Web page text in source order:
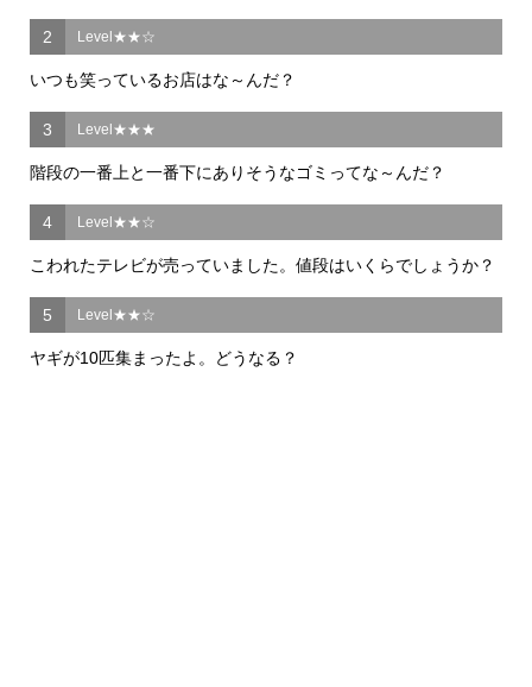
2 Level★★☆
いつも笑っているお店はな～んだ？
3 Level★★★
階段の一番上と一番下にありそうなゴミってな～んだ？
4 Level★★☆
こわれたテレビが売っていました。値段はいくらでしょうか？
5 Level★★☆
ヤギが10匹集まったよ。どうなる？